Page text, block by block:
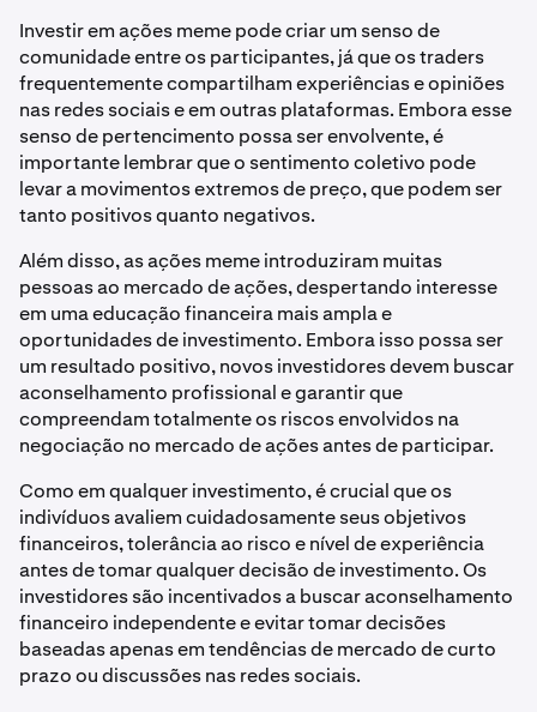
Investir em ações meme pode criar um senso de
comunidade entre os participantes, já que os traders
frequentemente compartilham experiências e opiniões
nas redes sociais e em outras plataformas. Embora esse
senso de pertencimento possa ser envolvente, é
importante lembrar que o sentimento coletivo pode
levar a movimentos extremos de preço, que podem ser
tanto positivos quanto negativos.
Além disso, as ações meme introduziram muitas
pessoas ao mercado de ações, despertando interesse
em uma educação financeira mais ampla e
oportunidades de investimento. Embora isso possa ser
um resultado positivo, novos investidores devem buscar
aconselhamento profissional e garantir que
compreendam totalmente os riscos envolvidos na
negociação no mercado de ações antes de participar.
Como em qualquer investimento, é crucial que os
indivíduos avaliem cuidadosamente seus objetivos
financeiros, tolerância ao risco e nível de experiência
antes de tomar qualquer decisão de investimento. Os
investidores são incentivados a buscar aconselhamento
financeiro independente e evitar tomar decisões
baseadas apenas em tendências de mercado de curto
prazo ou discussões nas redes sociais.